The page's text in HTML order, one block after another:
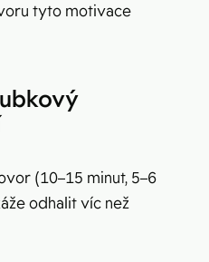
tyto motivace
(10–15 minut, 5–6
odhalit víc než